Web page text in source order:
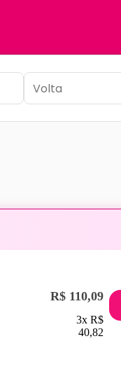
R$ 110,09
3x R$
40,82